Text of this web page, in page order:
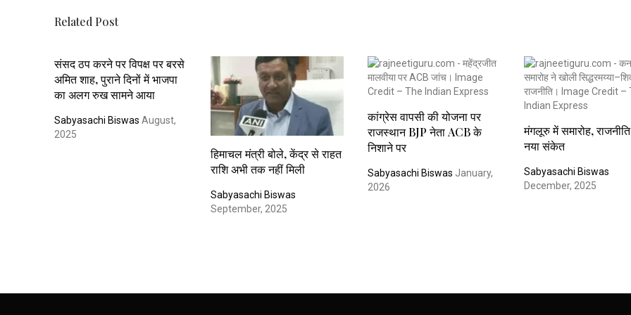
Related Post
संसद ठप करने पर विपक्ष पर बरसे
अमित शाह, पुराने दिनों में भाजपा
का अलग रुख सामने आया
Sabyasachi Biswas August,
2025
हिमाचल मंत्री बोले, केंद्र से राहत
राशि अभी तक नहीं मिली
Sabyasachi Biswas
September, 2025
कांग्रेस वापसी की योजना पर
राजस्थान BJP नेता ACB के
निशाने पर
Sabyasachi Biswas January,
2026
मंगलूरु में समारोह,
नया संकेत
Sabyasachi Biswas
December, 2025